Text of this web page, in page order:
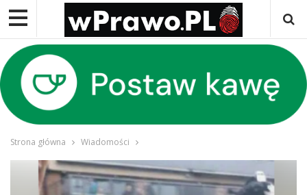
Strona główna Wiadomości